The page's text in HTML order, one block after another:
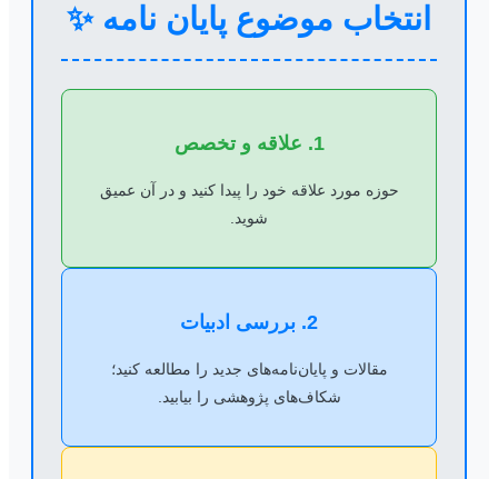
انتخاب موضوع پایان نامه ✨
1. علاقه و تخصص
حوزه مورد علاقه خود را پیدا کنید و در آن عمیق
شوید.
2. بررسی ادبیات
مقالات و پایان‌نامه‌های جدید را مطالعه کنید؛
شکاف‌های پژوهشی را بیابید.